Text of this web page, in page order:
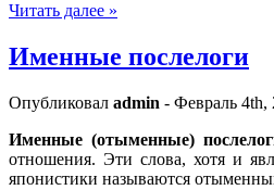
Читать далее »
Именные послелоги
Опубликовал admin - Февраль 4th,
Именные (отыменные)
отношения. Эти слова, хотя и
японистики называются